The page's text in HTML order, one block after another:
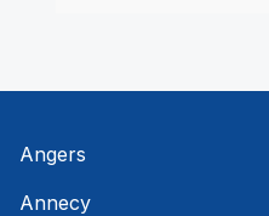
Angers
Annecy